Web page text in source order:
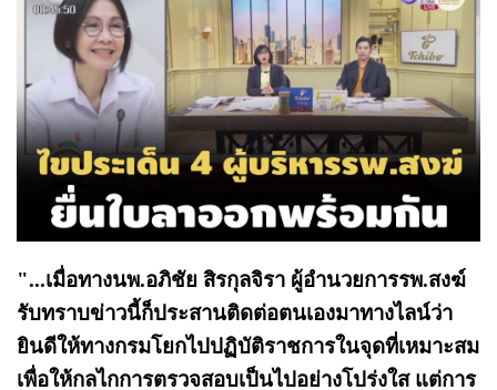
"...เมื่อทางนพ.อภิชัย สิรกุลจิรา ผู้อำนวยการรพ.สงฆ์
รับทราบข่าวนี้ก็ประสานติดต่อตนเองมาทางไลน์ว่า
ยินดีให้ทางกรมโยกไปปฏิบัติราชการในจุดที่เหมาะสม
เพื่อให้กลไกการตรวจสอบเป็นไปอย่างโปร่งใส แต่การ